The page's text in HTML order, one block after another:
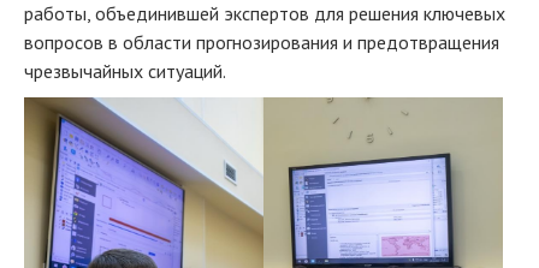
работы, объединившей экспертов для решения ключевых
вопросов в области прогнозирования и предотвращения
чрезвычайных ситуаций.